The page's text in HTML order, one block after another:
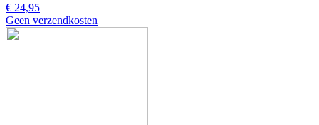
€ 24,95
Geen verzendkosten